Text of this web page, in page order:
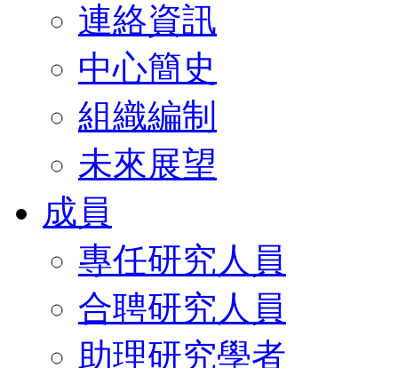
連絡資訊
中心簡史
組織編制
未來展望
成員
專任研究人員
合聘研究人員
助理研究學者